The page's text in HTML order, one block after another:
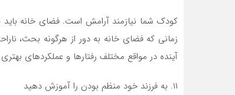
کودک شما نیازمند آرامش است. فضای خانه
زمانی که فضای خانه به دور از هرگونه بحث،
آینده در مواقع مختلف رفتار‌ها و عملکرد‌های
۱۱. به فرزند خود منظم بودن را آموزش دهید